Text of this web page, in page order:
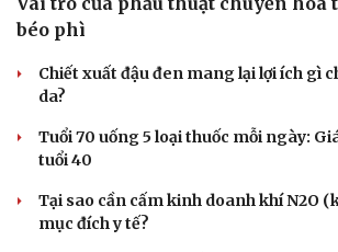
béo phì
Chiết xuất đậu đen mang lại lợi ích gì
da?
Tuổi 70 uống 5 loại thuốc mỗi ngày:
tuổi 40
Tại sao cần cấm kinh doanh khí N2O
mục đích y tế?